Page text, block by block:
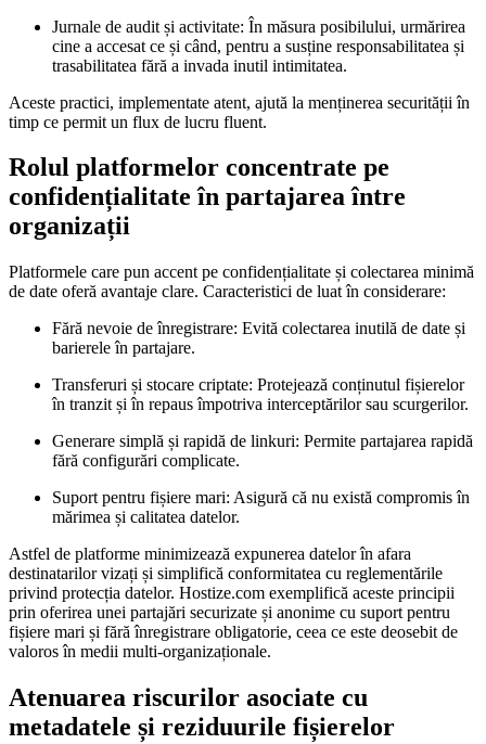
Jurnale de audit și activitate: În măsura posibilului, urmărirea
cine a accesat ce și când, pentru a susține responsabilitatea și
trasabilitatea fără a invada inutil intimitatea.
Aceste practici, implementate atent, ajută la menținerea securității în
timp ce permit un flux de lucru fluent.
Rolul platformelor concentrate pe
confidențialitate în partajarea între
organizații
Platformele care pun accent pe confidențialitate și colectarea minimă
de date oferă avantaje clare. Caracteristici de luat în considerare:
Fără nevoie de înregistrare: Evită colectarea inutilă de date și
barierele în partajare.
Transferuri și stocare criptate: Protejează conținutul fișierelor
în tranzit și în repaus împotriva interceptărilor sau scurgerilor.
Generare simplă și rapidă de linkuri: Permite partajarea rapidă
fără configurări complicate.
Suport pentru fișiere mari: Asigură că nu există compromis în
mărimea și calitatea datelor.
Astfel de platforme minimizează expunerea datelor în afara
destinatarilor vizați și simplifică conformitatea cu reglementările
privind protecția datelor. Hostize.com exemplifică aceste principii
prin oferirea unei partajări securizate și anonime cu suport pentru
fișiere mari și fără înregistrare obligatorie, ceea ce este deosebit de
valoros în medii multi-organizaționale.
Atenuarea riscurilor asociate cu
metadatele și reziduurile fișierelor